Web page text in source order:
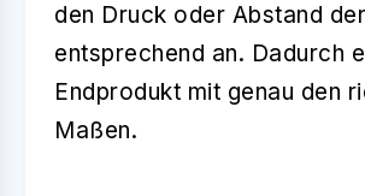
den Druck oder Abstand
entsprechend an. Dadurch
Endprodukt mit genau den
Maßen.